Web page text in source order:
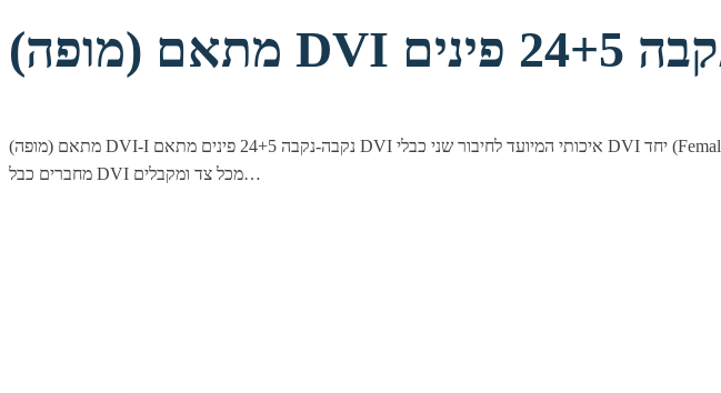
מתאם (מופה) DVI-I נקבה-נקבה 24+5 פינים מתאם DVI איכותי המיועד לחיבור שני כבלי DVI יחד (Female-to-Female Coupler). זהו פתרון קומפקטי ונוח להארכה/גישור של כבל DVI בלי להחליף תשתית קיימת פשוט
מחברים כבל DVI מכל צד ומקבלים…